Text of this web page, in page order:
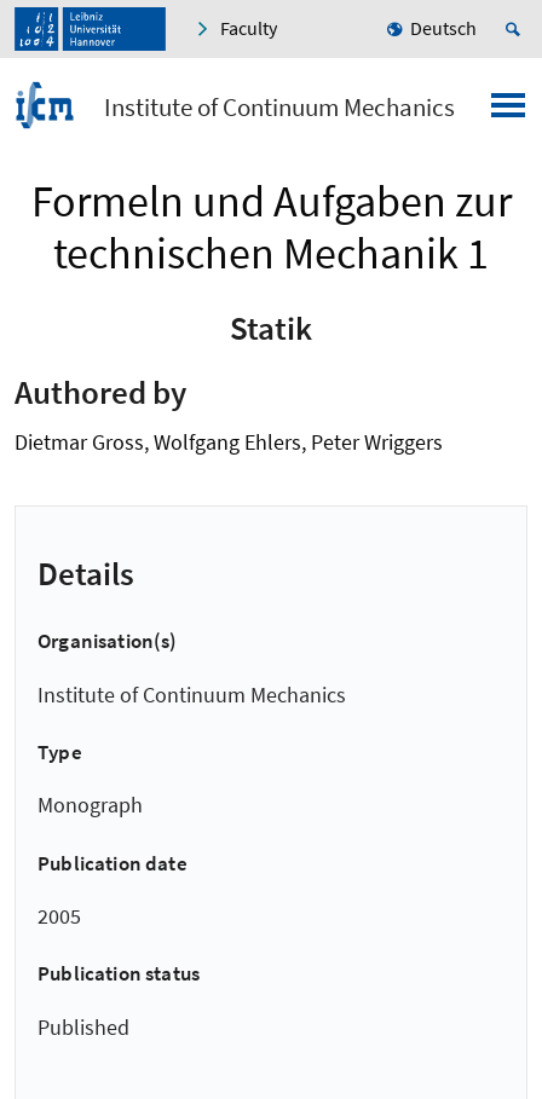
Faculty Deutsch
Institute of Continuum Mechanics
Formeln und Aufgaben zur
technischen Mechanik 1
Statik
Authored by
Dietmar Gross, Wolfgang Ehlers, Peter Wriggers
Details
Organisation(s)
Institute of Continuum Mechanics
Type
Monograph
Publication date
2005
Publication status
Published